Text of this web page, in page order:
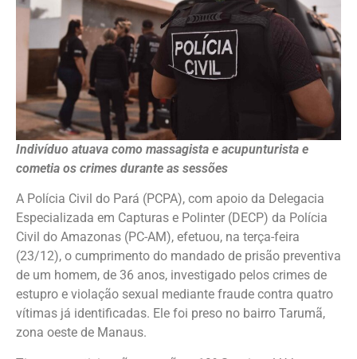
Indivíduo atuava como massagista e acupunturista e
cometia os crimes durante as sessões
A Polícia Civil do Pará (PCPA), com apoio da Delegacia
Especializada em Capturas e Polinter (DECP) da Polícia
Civil do Amazonas (PC-AM), efetuou, na terça-feira
(23/12), o cumprimento do mandado de prisão preventiva
de um homem, de 36 anos, investigado pelos crimes de
estupro e violação sexual mediante fraude contra quatro
vítimas já identificadas. Ele foi preso no bairro Tarumã,
zona oeste de Manaus.